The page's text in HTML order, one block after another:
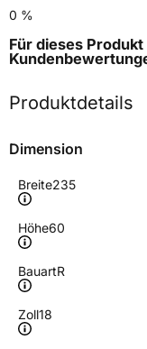
0 %
Für dieses
Produktdetails
Dimension
Breite235
Höhe60
BauartR
Zoll18